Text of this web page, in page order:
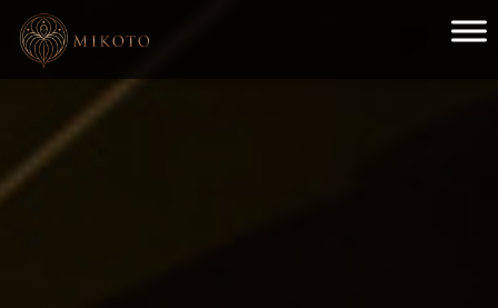
メインナビゲーション